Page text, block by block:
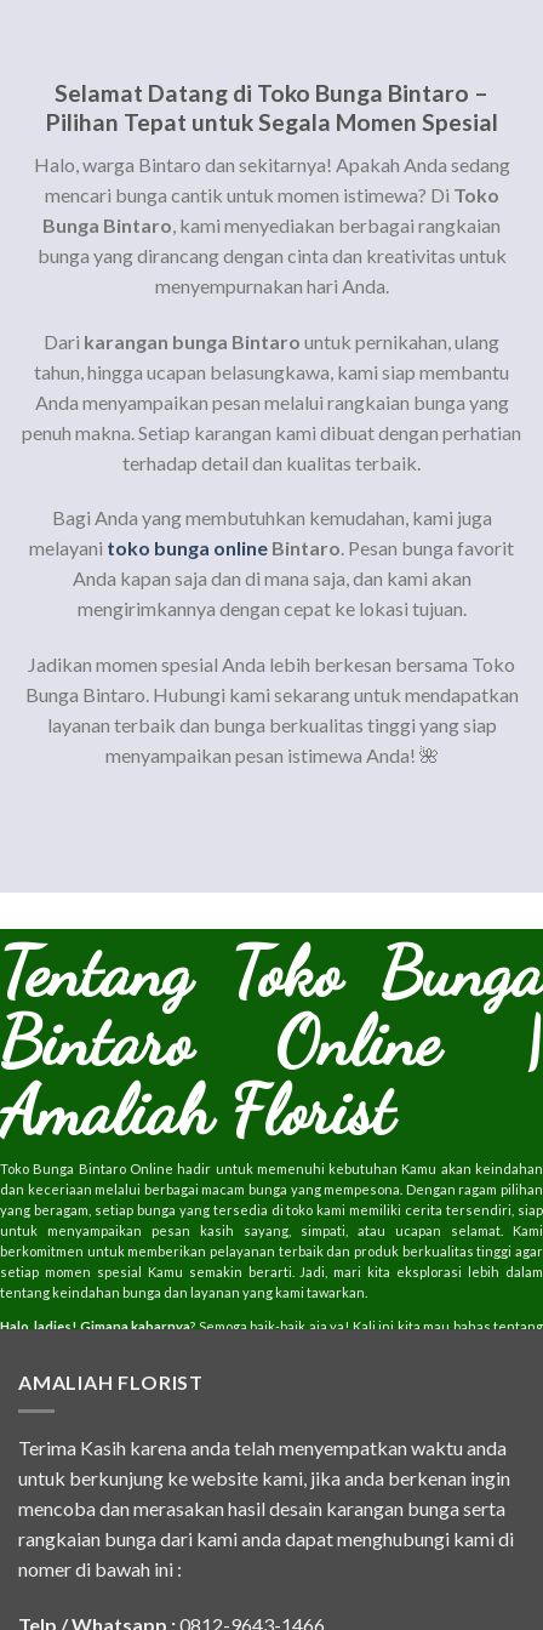
Selamat Datang di Toko Bunga Bintaro –
Pilihan Tepat untuk Segala Momen Spesial
Halo, warga Bintaro dan sekitarnya! Apakah Anda sedang
mencari bunga cantik untuk momen istimewa? Di Toko
Bunga Bintaro , kami menyediakan berbagai rangkaian
bunga yang dirancang dengan cinta dan kreativitas untuk
menyempurnakan hari Anda.
Dari karangan bunga Bintaro untuk pernikahan, ulang
tahun, hingga ucapan belasungkawa, kami siap membantu
Anda menyampaikan pesan melalui rangkaian bunga yang
penuh makna. Setiap karangan kami dibuat dengan perhatian
terhadap detail dan kualitas terbaik.
Bagi Anda yang membutuhkan kemudahan, kami juga
melayani toko bunga online Bintaro. Pesan bunga favorit
Anda kapan saja dan di mana saja, dan kami akan
mengirimkannya dengan cepat ke lokasi tujuan.
Jadikan momen spesial Anda lebih berkesan bersama Toko
Bunga Bintaro. Hubungi kami sekarang untuk mendapatkan
layanan terbaik dan bunga berkualitas tinggi yang siap
menyampaikan pesan istimewa Anda! 🌺
Tentang Toko Bunga
Bintaro Online |
Amaliah Florist
Toko Bunga Bintaro Online hadir untuk memenuhi kebutuhan Kamu akan keindahan
dan keceriaan melalui berbagai macam bunga yang mempesona. Dengan ragam pilihan
yang beragam, setiap bunga yang tersedia di toko kami memiliki cerita tersendiri, siap
untuk menyampaikan pesan kasih sayang, simpati, atau ucapan selamat. Kami
berkomitmen untuk memberikan pelayanan terbaik dan produk berkualitas tinggi agar
setiap momen spesial Kamu semakin berarti. Jadi, mari kita eksplorasi lebih dalam
tentang keindahan bunga dan layanan yang kami tawarkan.
Halo, ladies! Gimana kabarnya? Semoga baik-baik aja ya! Kali ini kita mau bahas tentang
banyak pilihan yang bikin hati langsung mekar! Yuk, kita kulik lebih dalam tentang
semua keindahan yang ditawarkan di sini. Jangan kemana-mana, please continue
Panduan Memilih Bunga Segar untuk Acara
Spesial
Milih bunga segar untuk acara spesial itu penting banget, girls! Pertama-tama, tentuin
tema acara kamu, ya. Misalnya, kalau acara pernikahan, pilih bunga yang romantis
semuanya kompak dan kece. Yang kedua, cek kualitas bunga. Pilih yang masih segar,
pertimbangkan ukuran dan jenis bunga; jangan sampai kebesaran atau kekecilan. Yang
AMALIAH FLORIST
Terima Kasih karena anda telah menyempatkan waktu anda
untuk berkunjung ke website kami, jika anda berkenan ingin
mencoba dan merasakan hasil desain karangan bunga serta
rangkaian bunga dari kami anda dapat menghubungi kami di
nomer di bawah ini :
Telp / Whatsapp :0812-9643-1466